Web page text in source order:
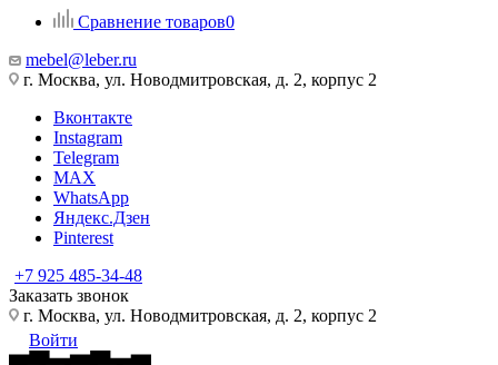
Сравнение товаров0
mebel@leber.ru
г. Москва, ул. Новодмитровская, д. 2, корпус 2
Вконтакте
Instagram
Telegram
MAX
WhatsApp
Яндекс.Дзен
Pinterest
+7 925 485-34-48
Заказать звонок
г. Москва, ул. Новодмитровская, д. 2, корпус 2
Войти